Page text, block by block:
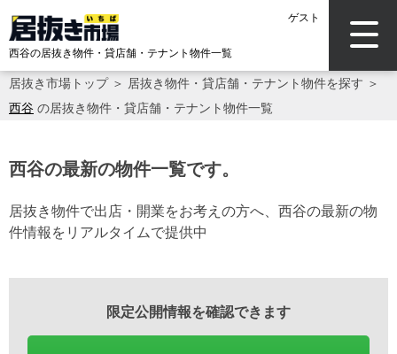
ゲスト
西谷の居抜き物件・貸店舗・テナント物件一覧
居抜き市場トップ＞ 居抜き物件・貸店舗・テナント物件を探す ＞
西谷 の居抜き物件・貸店舗・テナント物件一覧
西谷の最新の物件一覧です。
居抜き物件で出店・開業をお考えの方へ、西谷の最新の物
件情報をリアルタイムで提供中
限定公開情報を確認できます